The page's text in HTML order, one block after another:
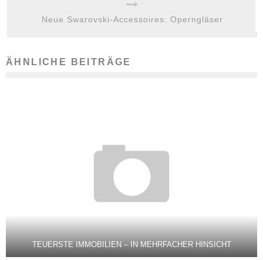
Neue Swarovski-Accessoires: Operngläser
ÄHNLICHE BEITRÄGE
TEUERSTE IMMOBILIEN – IN MEHRFACHER HINSICHT